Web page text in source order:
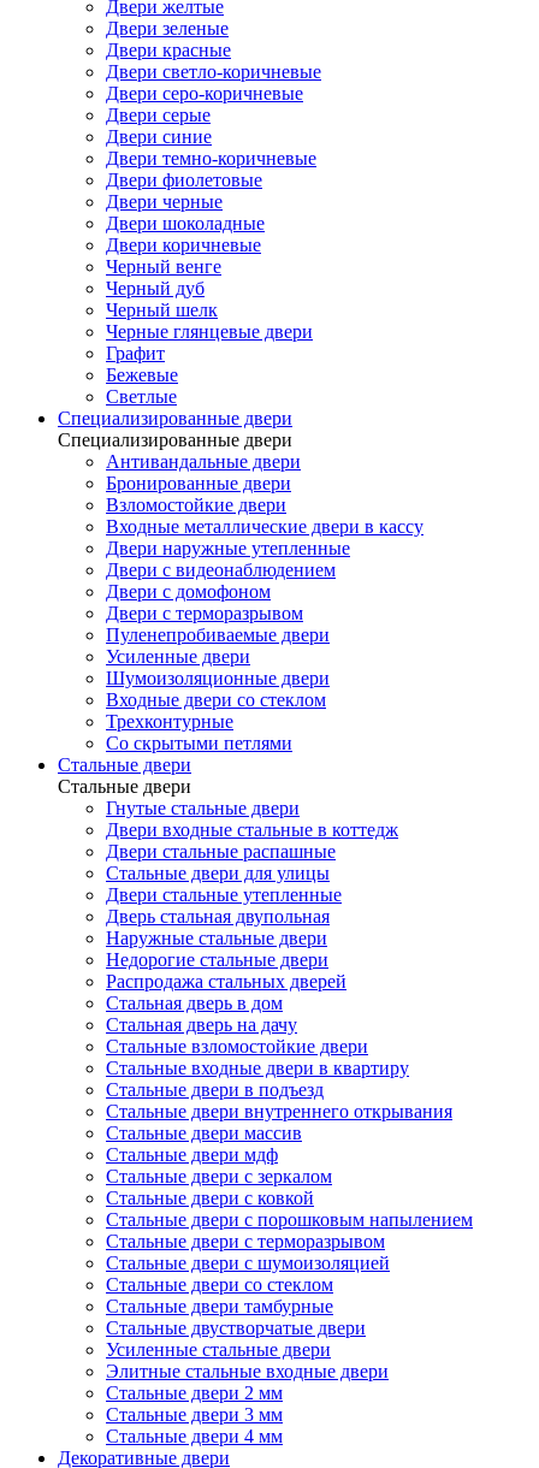
Двери желтые
Двери зеленые
Двери красные
Двери светло-коричневые
Двери серо-коричневые
Двери серые
Двери синие
Двери темно-коричневые
Двери фиолетовые
Двери черные
Двери шоколадные
Двери коричневые
Черный венге
Черный дуб
Черный шелк
Черные глянцевые двери
Графит
Бежевые
Светлые
Специализированные двери
Специализированные двери
Антивандальные двери
Бронированные двери
Взломостойкие двери
Входные металлические двери в кассу
Двери наружные утепленные
Двери с видеонаблюдением
Двери с домофоном
Двери с терморазрывом
Пуленепробиваемые двери
Усиленные двери
Шумоизоляционные двери
Входные двери со стеклом
Трехконтурные
Со скрытыми петлями
Стальные двери
Стальные двери
Гнутые стальные двери
Двери входные стальные в коттедж
Двери стальные распашные
Стальные двери для улицы
Двери стальные утепленные
Дверь стальная двупольная
Наружные стальные двери
Недорогие стальные двери
Распродажа стальных дверей
Стальная дверь в дом
Стальная дверь на дачу
Стальные взломостойкие двери
Стальные входные двери в квартиру
Стальные двери в подъезд
Стальные двери внутреннего открывания
Стальные двери массив
Стальные двери мдф
Стальные двери с зеркалом
Стальные двери с ковкой
Стальные двери с порошковым напылением
Стальные двери с терморазрывом
Стальные двери с шумоизоляцией
Стальные двери со стеклом
Стальные двери тамбурные
Стальные двустворчатые двери
Усиленные стальные двери
Элитные стальные входные двери
Стальные двери 2 мм
Стальные двери 3 мм
Стальные двери 4 мм
Декоративные двери